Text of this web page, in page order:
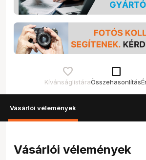
Kívánságlistára
check_box_outline_blank
Összehasonlítás
Vásárlói vélemények
Vásárlói vélemények